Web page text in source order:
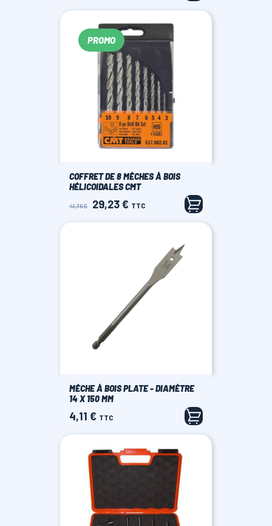
PROMO
COFFRET DE 8 MÈCHES À BOIS
HÉLICOIDALES CMT
Prix
41,76 € Prix
29,23 € TTC
MÈCHE À BOIS PLATE - DIAMÈTRE
14 X 150 MM
Prix
4,11 € TTC